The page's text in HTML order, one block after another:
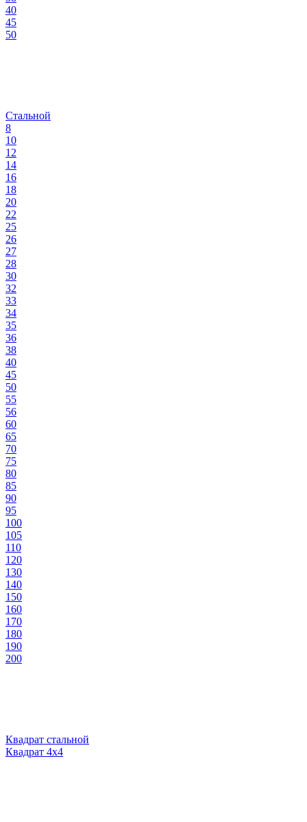
40
45
50
Стальной
8
10
12
14
16
18
20
22
25
26
27
28
30
32
33
34
35
36
38
40
45
50
55
56
60
65
70
75
80
85
90
95
100
105
110
120
130
140
150
160
170
180
190
200
Квадрат стальной
Квадрат 4х4